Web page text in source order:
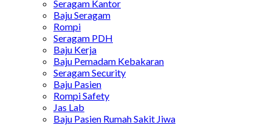
Seragam Kantor
Baju Seragam
Rompi
Seragam PDH
Baju Kerja
Baju Pemadam Kebakaran
Seragam Security
Baju Pasien
Rompi Safety
Jas Lab
Baju Pasien Rumah Sakit Jiwa